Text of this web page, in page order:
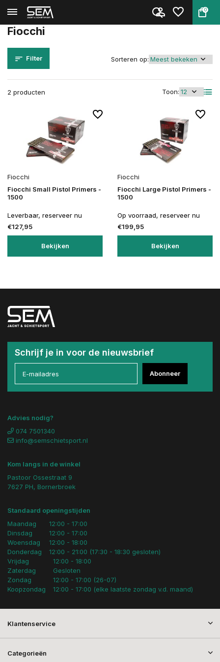
0
Terug Home
Fiocchi
Filter
2 producten Toon:
Sorteren op:
Fiocchi
Fiocchi Small Pistol Primers -
1500
Leverbaar, reserveer nu
€127,95
Bekijken
Fiocchi
Fiocchi Large Pistol Primers -
1500
Op voorraad, reserveer nu
€199,95
Bekijken
Schrijf je in voor de nieuwsbrief
Abonneer
Advies nodig?
074 7501340
info@semschietsport.nl
Kom langs in de winkel
Pastoor Ossestraat 9
7627 PH, Bornerbroek
Standaard openingstijden
Maandag
Dinsdag
Woensdag
Donderdag
12:00 - 17:00
12:00 - 17:00
12:00 - 18:00
12:00 - 21:00 (17:30 - 18:30 gesloten)
Vrijdag
Zaterdag
Zondag
Koopzondag
12:00 - 18:00
Gesloten
12:00 - 17:00 (26-07)
12:00 - 17:00 (elke laatste zondag v.d. maand)
Klantenservice
Categorieën